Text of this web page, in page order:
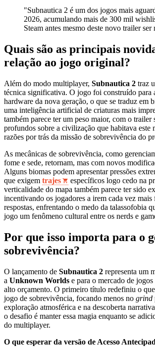
"Subnautica 2 é um dos jogos mais
2026, acumulando mais de 300 mil
Steam antes mesmo deste novo trailer ser
Quais são as principais
relação ao jogo original?
Além do modo multiplayer, Subnautica 2 traz
técnica significativa. O jogo foi construído para
hardware da nova geração, o que se traduz em
uma inteligência artificial de criaturas mais
também parece ter um peso maior, com o trailer
profundos sobre a civilização que habitava este
razões por trás da missão de sobrevivência do
As mecânicas de sobrevivência, como
fome e sede, retornam, mas com novos
Alguns biomas podem apresentar pressões
que exigem trajes
específicos logo cedo na
verticalidade do mapa também parece ter sido
incentivando os jogadores a irem cada vez mais
respostas, enfrentando o medo da talassofobia
jogo um fenômeno cultural entre os nerds e
Por que isso importa para o
sobrevivência?
O lançamento de Subnautica 2 representa um
a Unknown Worlds e para o mercado de
alto orçamento. O primeiro título redefiniu o
jogo de sobrevivência, focando menos no grind
exploração atmosférica e na descoberta
o desafio é manter essa magia enquanto se
do multiplayer.
O que esperar da versão de Acesso